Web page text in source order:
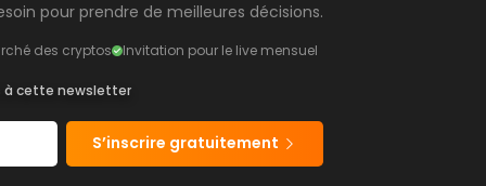
pour prendre de meilleures décisions.
des cryptos Invitation pour le live mensuel
à cette newsletter
S’inscrire gratuitement